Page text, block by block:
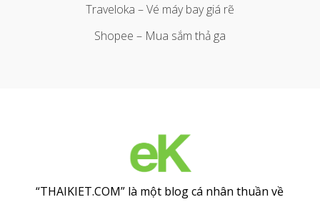
Traveloka – Vé máy bay giá rẽ
Shopee – Mua sắm thả ga
“THAIKIET.COM” là một blog cá nhân thuần về